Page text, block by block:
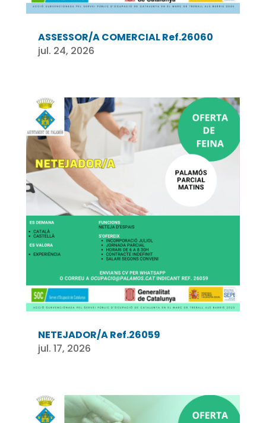
ASSESSOR/A COMERCIAL Ref.26060
jul. 24, 2026
NETEJADOR/A Ref.26059
jul. 17, 2026